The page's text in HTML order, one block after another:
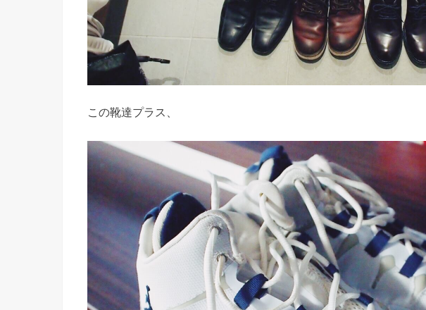
この靴達プラス、